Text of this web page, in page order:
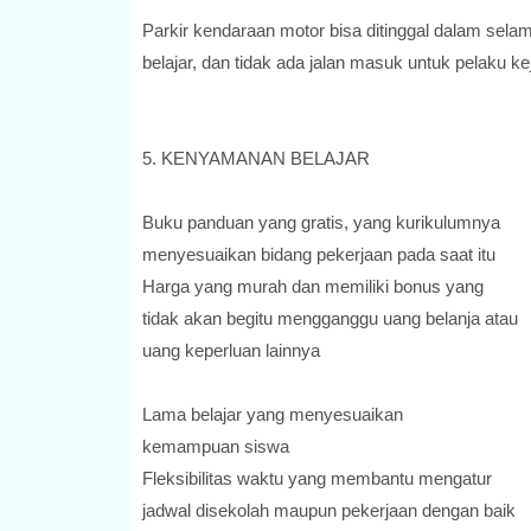
Parkir kendaraan motor bisa ditinggal dalam
belajar, dan tidak ada jalan masuk untuk pelaku
5. KENYAMANAN BELAJAR
Buku panduan yang gratis, yang kurikulumnya
menyesuaikan bidang pekerjaan pada saat itu
Harga yang murah dan memiliki bonus yang
tidak akan begitu mengganggu uang belanja atau
uang keperluan lainnya
Lama belajar yang menyesuaikan
kemampuan siswa
Fleksibilitas waktu yang membantu mengatur
jadwal disekolah maupun pekerjaan dengan baik